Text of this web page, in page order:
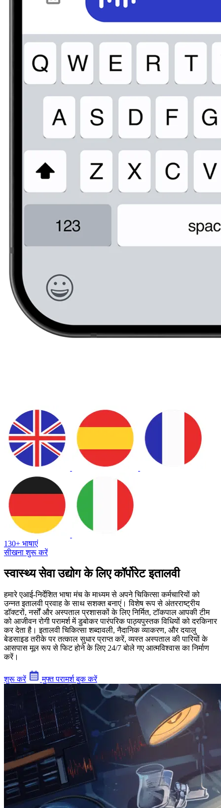
130+ भाषाएं
सीखना शुरू करें
स्वास्थ्य सेवा उद्योग के लिए कॉर्पोरेट इतालवी
हमारे एआई-निर्देशित भाषा मंच के माध्यम से अपने चिकित्सा कर्मचारियों को
उन्नत इतालवी प्रवाह के साथ सशक्त बनाएं। विशेष रूप से अंतरराष्ट्रीय
डॉक्टरों, नर्सों और अस्पताल प्रशासकों के लिए निर्मित, टॉकपाल आपकी टीम
को आजीवन रोगी परामर्श में डुबोकर पारंपरिक पाठ्यपुस्तक विधियों को दरकिनार
कर देता है। इतालवी चिकित्सा शब्दावली, नैदानिक व्याकरण, और दयालु
बेडसाइड तरीके पर तत्काल सुधार प्राप्त करें, व्यस्त अस्पताल की पारियों के
आसपास मूल रूप से फिट होने के लिए 24/7 बोले गए आत्मविश्वास का निर्माण
करें।
शुरू करें मुफ्त परामर्श बुक करें